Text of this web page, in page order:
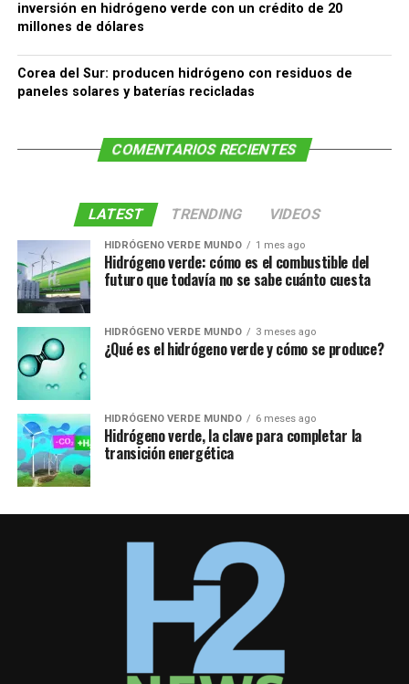
inversión en hidrógeno verde con un crédito de 20
millones de dólares
Corea del Sur: producen hidrógeno con residuos de
paneles solares y baterías recicladas
COMENTARIOS RECIENTES
LATEST TRENDING VIDEOS
HIDRÓGENO VERDE MUNDO 1 mes ago
Hidrógeno verde: cómo es el combustible del
futuro que todavía no se sabe cuánto cuesta
HIDRÓGENO VERDE MUNDO 3 meses ago
¿Qué es el hidrógeno verde y cómo se produce?
HIDRÓGENO VERDE MUNDO 6 meses ago
Hidrógeno verde, la clave para completar la
transición energética